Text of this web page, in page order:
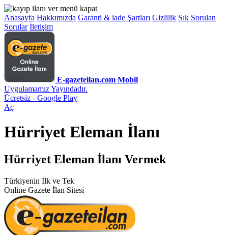
Anasayfa Hakkımızda Garanti & iade Şartları Gizlilik Sık Sorulan
Sorular İletişim
E-gazeteilan.com Mobil
Uygulamamız Yayındadır.
Ücretsiz - Google Play
Aç
Hürriyet Eleman İlanı
Hürriyet Eleman İlanı Vermek
Türkiyenin İlk ve Tek
Online Gazete İlan Sitesi